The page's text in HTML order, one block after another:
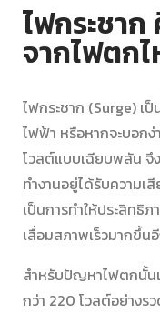
ไฟกระชาก
จากไฟตก
ไฟกระชาก (Surge) เ
ไฟฟ้า หรือหากจะบอก
โวลต์แบบเฉียบพลัน
ทำงานอยู่ได้รับความเ
เป็นการทำให้ประสิทธิ
เสื่อมสภาพเร็วมากขึ้น
สำหรับปัญหาไฟตกนั้น
กว่า 220 โวลต์อย่างร